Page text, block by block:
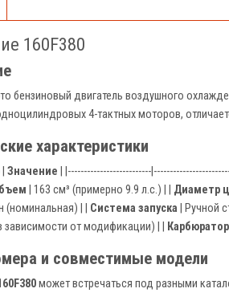
160F380
бензиновый двигатель воздушного
4-тактных моторов,
характеристики
Значение | |--------------------------
| 163 см³ (примерно 9.9 л.с.) | | Диаметр
(номинальная) | | Система запуска | Ручной
зависимости от модификации) | |
Карбюратор
и совместимые модели
может встречаться под разными